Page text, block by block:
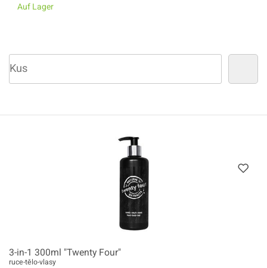
Auf Lager
3-in-1 300ml "Twenty Four"
ruce-tělo-vlasy